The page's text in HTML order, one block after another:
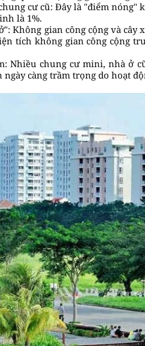
cư cũ: Đây là "điểm
là 1%.
Không gian công cộng và
tích không gian công cộng
Nhiều chung cư mini, nhà ở
càng trầm trọng do hoạt